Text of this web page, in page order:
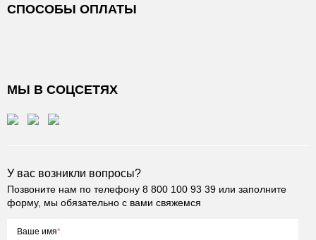
СПОСОБЫ ОПЛАТЫ
МЫ В СОЦСЕТЯХ
У вас возникли вопросы?
Позвоните нам по телефону 8 800 100 93 39 или заполните
форму, мы обязательно с вами свяжемся
Ваше имя